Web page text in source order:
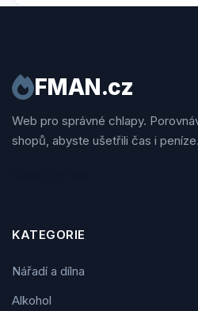
FMAN.cz
Web pro správné chlapy.
shopů, abyste ušetřili čas i peníze.
KATEGORIE
Nářadí a dílna
Alkohol